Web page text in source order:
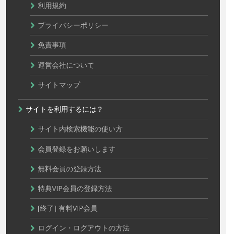
利用規約
プライバシーポリシー
免責事項
運営会社について
サイトマップ
サイトを利用するには？
サイト内検索機能の使い方
会員登録をお願いします
無料会員の登録方法
特典VIP会員の登録方法
[終了] 有料VIP会員
ログイン・ログアウトの方法